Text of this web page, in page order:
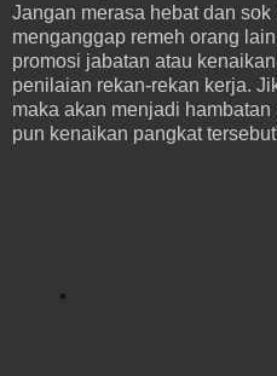
Jangan merasa hebat dan
menganggap remeh orang
promosi jabatan atau
penilaian rekan-rekan kerja.
maka akan menjadi
pun kenaikan pangkat